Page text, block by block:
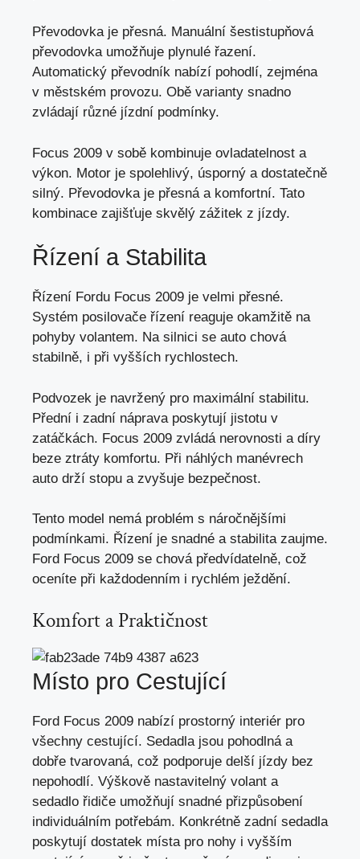
Převodovka je přesná. Manuální šestistupňová
převodovka umožňuje plynulé řazení.
Automatický převodník nabízí pohodlí, zejména
v městském provozu. Obě varianty snadno
zvládají různé jízdní podmínky.
Focus 2009 v sobě kombinuje ovladatelnost a
výkon. Motor je spolehlivý, úsporný a dostatečně
silný. Převodovka je přesná a komfortní. Tato
kombinace zajišťuje skvělý zážitek z jízdy.
Řízení a Stabilita
Řízení Fordu Focus 2009 je velmi přesné.
Systém posilovače řízení reaguje okamžitě na
pohyby volantem. Na silnici se auto chová
stabilně, i při vyšších rychlostech.
Podvozek je navržený pro maximální stabilitu.
Přední i zadní náprava poskytují jistotu v
zatáčkách. Focus 2009 zvládá nerovnosti a díry
beze ztráty komfortu. Při náhlých manévrech
auto drží stopu a zvyšuje bezpečnost.
Tento model nemá problém s náročnějšími
podmínkami. Řízení je snadné a stabilita zaujme.
Ford Focus 2009 se chová předvídatelně, což
oceníte při každodenním i rychlém ježdění.
Komfort a Praktičnost
Místo pro Cestující
Ford Focus 2009 nabízí prostorný interiér pro
všechny cestující. Sedadla jsou pohodlná a
dobře tvarovaná, což podporuje delší jízdy bez
nepohodlí. Výškově nastavitelný volant a
sedadlo řidiče umožňují snadné přizpůsobení
individuálním potřebám. Konkrétně zadní sedadla
poskytují dostatek místa pro nohy i vyšším